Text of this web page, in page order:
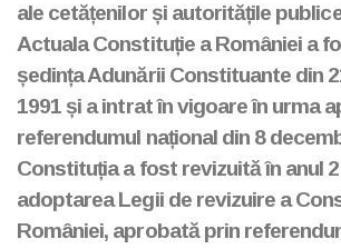
ale cetățenilor și autoritățile
Actuala Constituție a României a
ședința Adunării Constituante din
1991 și a intrat în vigoare în urma
referendumul național din 8
Constituția a fost revizuită în anul
adoptarea Legii de revizuire a
României, aprobată prin